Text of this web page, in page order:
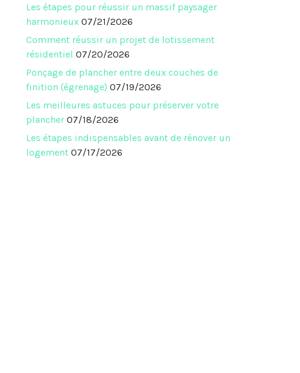
Les étapes pour réussir un massif paysager
harmonieux 07/21/2026
Comment réussir un projet de lotissement
résidentiel 07/20/2026
Ponçage de plancher entre deux couches de
finition (égrenage) 07/19/2026
Les meilleures astuces pour préserver votre
plancher 07/18/2026
Les étapes indispensables avant de rénover un
logement 07/17/2026